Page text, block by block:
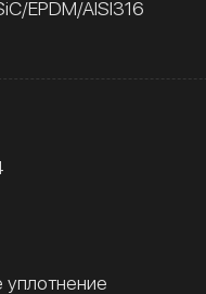
EPDM/AISI316